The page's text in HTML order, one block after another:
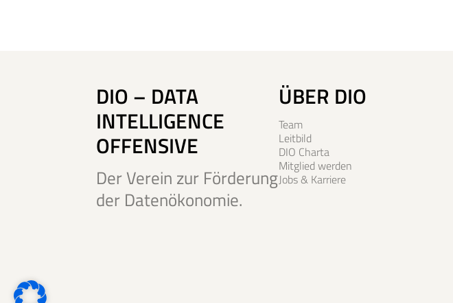
DIO – DATA
INTELLIGENCE
OFFENSIVE
Der Verein zur Förderung
der Datenökonomie.
ÜBER DIO
Team
Leitbild
DIO Charta
Mitglied werden
Jobs & Karriere